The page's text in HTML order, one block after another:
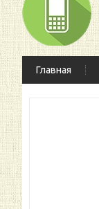
Главная